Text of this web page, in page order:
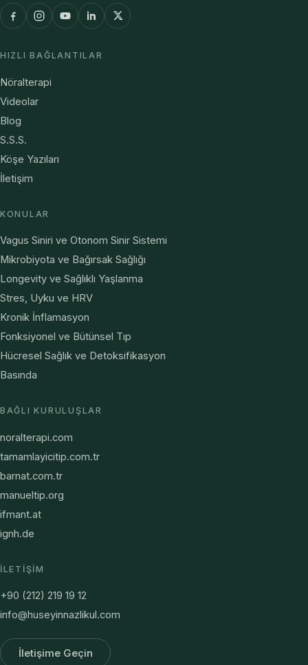
HIZLI BAĞLANTILAR
Nöralterapi
Videolar
Blog
S.S.S.
Köşe Yazıları
İletişim
KONULAR
Vagus Siniri ve Otonom Sinir Sistemi
Mikrobiyota ve Bağırsak Sağlığı
Longevity ve Sağlıklı Yaşlanma
Stres, Uyku ve HRV
Kronik İnflamasyon
Fonksiyonel ve Bütünsel Tıp
Hücresel Sağlık ve Detoksifikasyon
Basında
BAĞLI KURULUŞLAR
noralterapi.com
tamamlayicitip.com.tr
barnat.com.tr
manueltip.org
ifmant.at
ignh.de
İLETIŞIM
+90 (212) 219 19 12
info@huseyinnazlikul.com
İletişime Geçin